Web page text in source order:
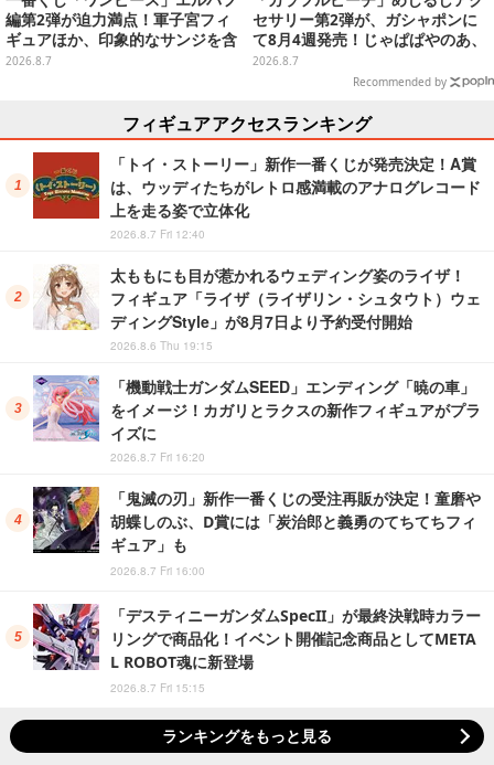
編第2弾が迫力満点！軍子宮フィ
ギュアほか、印象的なサンジを含
む“手配書”ポスターなどにも注目
2026.8.7
セサリー第2弾が、ガシャポンに
て8月4週発売！じゃぱぱやのあ、
シヴァたちメンバー11名分ライン
2026.8.7
Recommended by
フィギュアアクセスランキング
「トイ・ストーリー」新作一番くじが発売決定！A賞
は、ウッディたちがレトロ感満載のアナログレコード
上を走る姿で立体化
2026.8.7 Fri 12:40
太ももにも目が惹かれるウェディング姿のライザ！
フィギュア「ライザ（ライザリン・シュタウト）ウェ
ディングStyle」が8月7日より予約受付開始
2026.8.6 Thu 19:15
「機動戦士ガンダムSEED」エンディング「暁の車」
をイメージ！カガリとラクスの新作フィギュアがプラ
イズに
2026.8.7 Fri 16:20
「鬼滅の刃」新作一番くじの受注再販が決定！童磨や
胡蝶しのぶ、D賞には「炭治郎と義勇のてちてちフィ
ギュア」も
2026.8.7 Fri 16:00
「デスティニーガンダムSpecII」が最終決戦時カラー
リングで商品化！イベント開催記念商品としてMETA
L ROBOT魂に新登場
2026.8.7 Fri 15:15
ランキングをもっと見る